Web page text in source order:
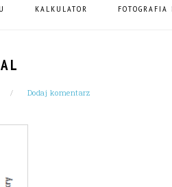
KALKULATOR
Dodaj komentarz